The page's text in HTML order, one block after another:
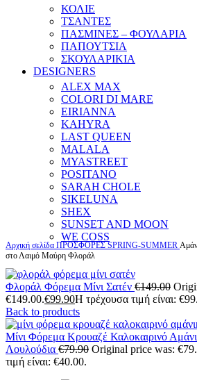
ΚΟΛΙΕ
ΤΣΑΝΤΕΣ
ΠΑΣΜΙΝΕΣ – ΦΟΥΛΑΡΙΑ
ΠΑΠΟΥΤΣΙΑ
ΣΚΟΥΛΑΡΙΚΙΑ
DESIGNERS
ALEX MAX
COLORI DI MARE
EIRIANNA
KAHYRA
LAST QUEEN
MALALA
MYASTREET
POSITANO
SARAH CHOLE
SIKELUNA
SHEX
SUNSET AND MOON
WE COSS
Αρχική σελίδα ΠΡΟΣΦΟΡΕΣSPRING-SUMMER
στο Λαιμό Μαύρη Φλοράλ
Φλοράλ Φόρεμα Μίνι Σατέν €149.00
€149.00.€99.90Η τρέχουσα τιμή είναι:
Back to products
Μίνι Φόρεμα Κρουαζέ Καλοκαιρινό
Λουλούδια €79.90 Original price was:
τιμή είναι: €40.00.